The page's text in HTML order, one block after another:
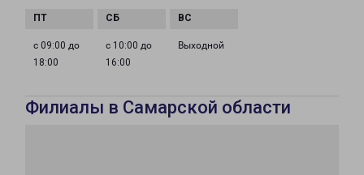
с 09:00 до
18:00
с 10:00 до
16:00
Выходной
Филиалы в Самарской области